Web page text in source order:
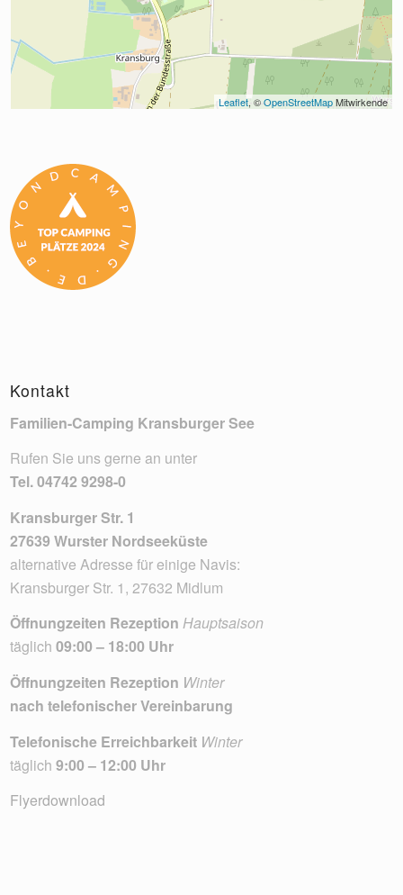
Leaflet, © OpenStreetMap Mitwirkende
Kontakt
Familien-Camping Kransburger See
Rufen Sie uns gerne an unter
Tel.04742 9298-0
Kransburger Str. 1
27639 Wurster Nordseeküste
alternative Adresse für einige Navis:
Kransburger Str. 1, 27632 Midlum
Öffnungzeiten RezeptionHauptsaison
täglich 09:00 – 18:00 Uhr
Öffnungzeiten Rezeption Winter
nach telefonischer Vereinbarung
Telefonische Erreichbarkeit Winter
täglich 9:00 – 12:00 Uhr
Flyerdownload